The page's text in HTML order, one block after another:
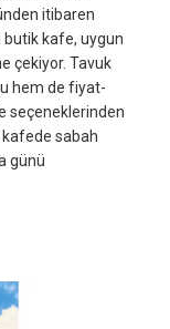
itibaren
butik kafe, uygun
çekiyor. Tavuk
hem de fiyat-
seçeneklerinden
kafede sabah
günü